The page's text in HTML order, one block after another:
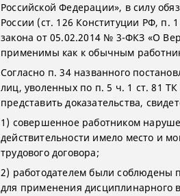
Российской Федерации», в силу
России (ст. 126 Конституции РФ, п.
закона от 05.02.2014 № 3-ФКЗ «О
применимы как к обычным
Согласно п. 34 названного
лиц, уволенных по п. 5 ч. 1 ст. 81
представить доказательства,
1) совершенное работником
действительности имело место и
трудового договора;
2) работодателем были соблюдены
для применения дисциплинарного